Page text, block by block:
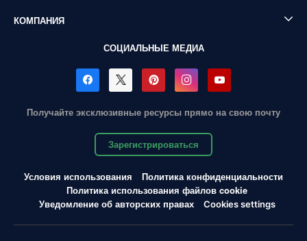
КОМПАНИЯ
СОЦИАЛЬНЫЕ МЕДИА
Получайте эксклюзивные ресурсы прямо на свою почту
Зарегистрироваться
Условия использования
Политика конфиденциальности
Политика использования файлов cookie
Уведомление об авторских правах
Cookies settings